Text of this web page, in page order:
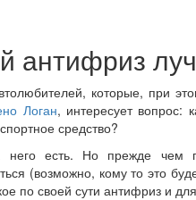
антифриз
которые, при
Логан, интересует вопрос:
средство?
него есть. Но прежде чем
(возможно, кому то это
по своей сути антифриз и